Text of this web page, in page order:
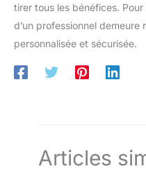
tirer tous les bénéfices.
d’un professionnel
personnalisée et sécurisée.
Articles